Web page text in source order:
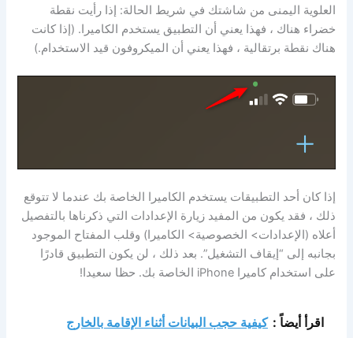
العلوية اليمنى من شاشتك في شريط الحالة: إذا رأيت نقطة
خضراء هناك ، فهذا يعني أن التطبيق يستخدم الكاميرا. (إذا كانت
هناك نقطة برتقالية ، فهذا يعني أن الميكروفون قيد الاستخدام.)
إذا كان أحد التطبيقات يستخدم الكاميرا الخاصة بك عندما لا تتوقع
ذلك ، فقد يكون من المفيد زيارة الإعدادات التي ذكرناها بالتفصيل
أعلاه (الإعدادات> الخصوصية> الكاميرا) وقلب المفتاح الموجود
بجانبه إلى “إيقاف التشغيل”. بعد ذلك ، لن يكون التطبيق قادرًا
على استخدام كاميرا iPhone الخاصة بك. حظا سعيدا!
اقرأ أيضاً : كيفية حجب البيانات أثناء الإقامة بالخارج